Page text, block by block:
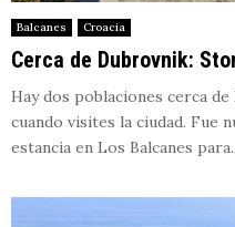
Balcanes Croacia
Cerca de Dubrovnik:
Hay dos poblaciones cerca
cuando visites la ciudad. Fue
estancia en Los Balcanes